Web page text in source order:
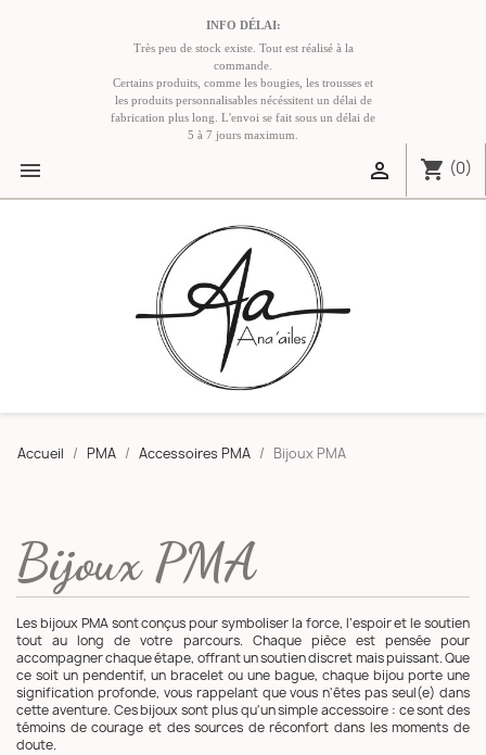
INFO DÉLAI:
Très peu de stock existe. Tout est réalisé à la
commande.
Certains produits, comme les bougies, les trousses et
les produits personnalisables nécéssitent un délai de
fabrication plus long. L'envoi se fait sous un délai de
5 à 7 jours maximum.
 shopping_cart (0)

Accueil PMA Accessoires PMA Bijoux PMA
Bijoux PMA
Les bijoux PMA sont conçus pour symboliser la force, l’espoir et le soutien
tout au long de votre parcours. Chaque pièce est pensée pour
accompagner chaque étape, offrant un soutien discret mais puissant. Que
ce soit un pendentif, un bracelet ou une bague, chaque bijou porte une
signification profonde, vous rappelant que vous n'êtes pas seul(e) dans
cette aventure. Ces bijoux sont plus qu'un simple accessoire : ce sont des
témoins de courage et des sources de réconfort dans les moments de
doute.